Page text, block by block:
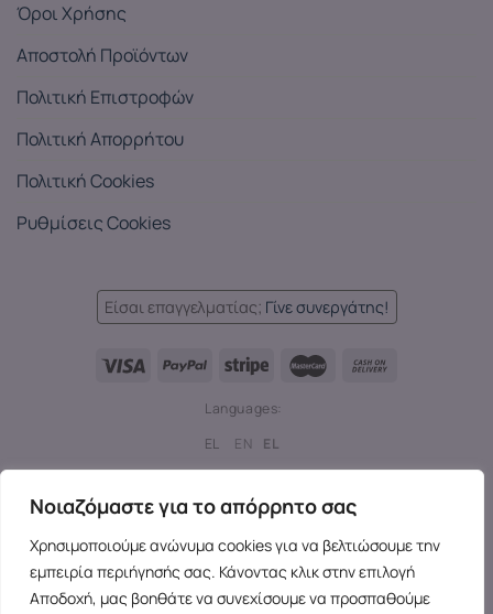
Νοιαζόμαστε για το απόρρητο σας
Χρησιμοποιούμε ανώνυμα cookies για να βελτιώσουμε την
εμπειρία περιήγησής σας. Κάνοντας κλικ στην επιλογή
Αποδοχή, μας βοηθάτε να συνεχίσουμε να προσπαθούμε
Όροι Χρήσης
Αποστολή Προϊόντων
Πολιτική Επιστροφών
Πολιτική Απορρήτου
Πολιτική Cookies
Ρυθμίσεις Cookies
Είσαι επαγγελματίας; Γίνε συνεργάτης!
Languages:
EL
EN EL
Copyright 2026 ©
- Adult toys and merchandise | All
rights reserved.